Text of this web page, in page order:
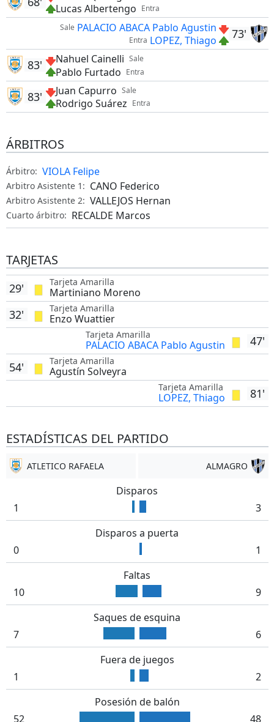
Entra
Lucas Albertengo
73'
Sale PALACIO ABACA Pablo Agustin
Entra LOPEZ, Thiago
Sale
Nahuel Cainelli
Entra
Pablo Furtado
83'
Sale
Juan Capurro
Entra
Rodrigo Suárez
83'
ÁRBITROS
Árbitro: VIOLA Felipe
Arbitro Asistente 1: CANO Federico
Arbitro Asistente 2: VALLEJOS Hernan
Cuarto árbitro: RECALDE Marcos
TARJETAS
Tarjeta Amarilla
Martiniano Moreno
29'
Tarjeta Amarilla
Enzo Wuattier
32'
47'
Tarjeta Amarilla
PALACIO ABACA Pablo Agustin
Tarjeta Amarilla
Agustín Solveyra
54'
81'
Tarjeta Amarilla
LOPEZ, Thiago
ESTADÍSTICAS DEL PARTIDO
ATLETICO RAFAELA ALMAGRO
Disparos
1
3
Disparos a puerta
0
1
Faltas
10
9
Saques de esquina
7
6
Fuera de juegos
1
2
Posesión de balón
52
48